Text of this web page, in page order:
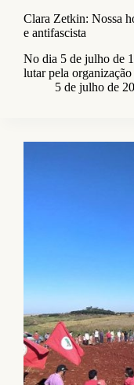
Clara Zetkin: Nossa
e antifascista
No dia 5 de julho de
lutar pela
5 de julho de